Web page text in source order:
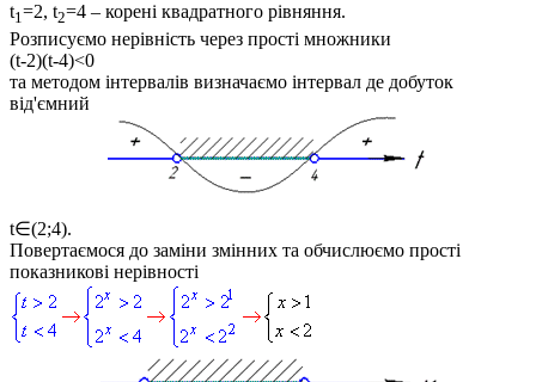
t1=2, t2=4 – корені квадратного рівняння.
Розписуємо нерівність через прості множники
(t-2)(t-4)<0
та методом інтервалів визначаємо інтервал де добуток
від'ємний
t∈(2;4).
Повертаємося до заміни змінних та обчислюємо прості
показникові нерівності